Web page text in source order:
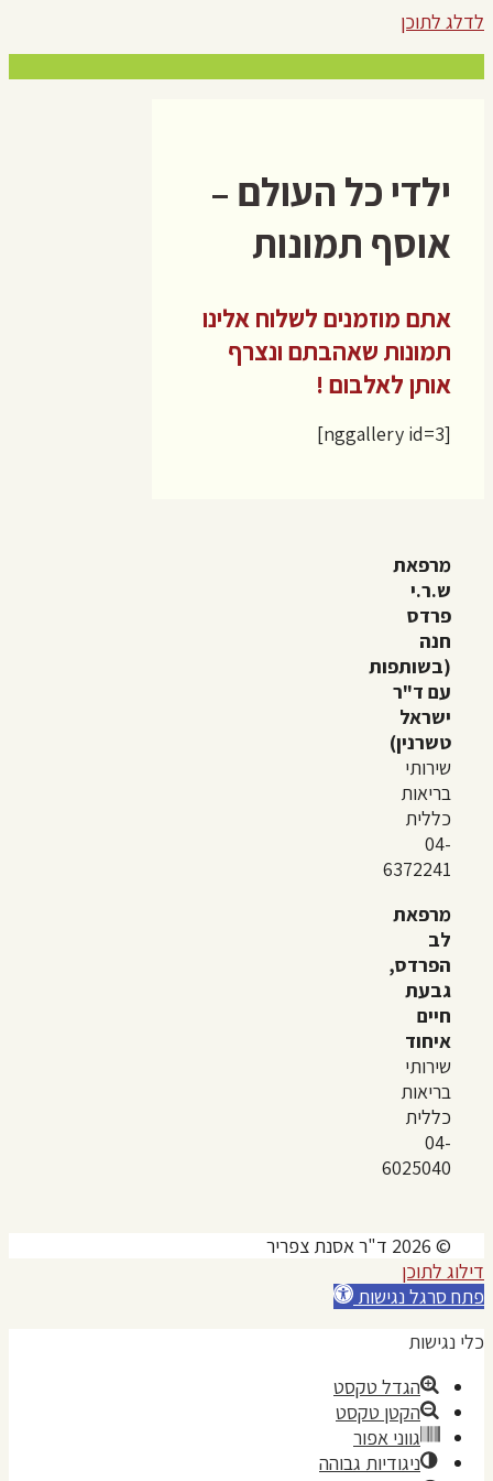
לדלג לתוכן
ילדי כל העולם –
אוסף תמונות
אתם מוזמנים לשלוח אלינו
תמונות שאהבתם ונצרף
אותן לאלבום !
[nggallery id=3]
מרפאת
ש.ר.י
פרדס
חנה
(בשותפות
עם ד"ר
ישראל
טשרנין)
שירותי
בריאות
כללית
04-
6372241
מרפאת
לב
הפרדס,
גבעת
חיים
איחוד
שירותי
בריאות
כללית
04-
6025040
© 2026 ד"ר אסנת צפריר
דילוג לתוכן
פתח סרגל נגישות
כלי נגישות
הגדל טקסט
הקטן טקסט
גווני אפור
ניגודיות גבוהה